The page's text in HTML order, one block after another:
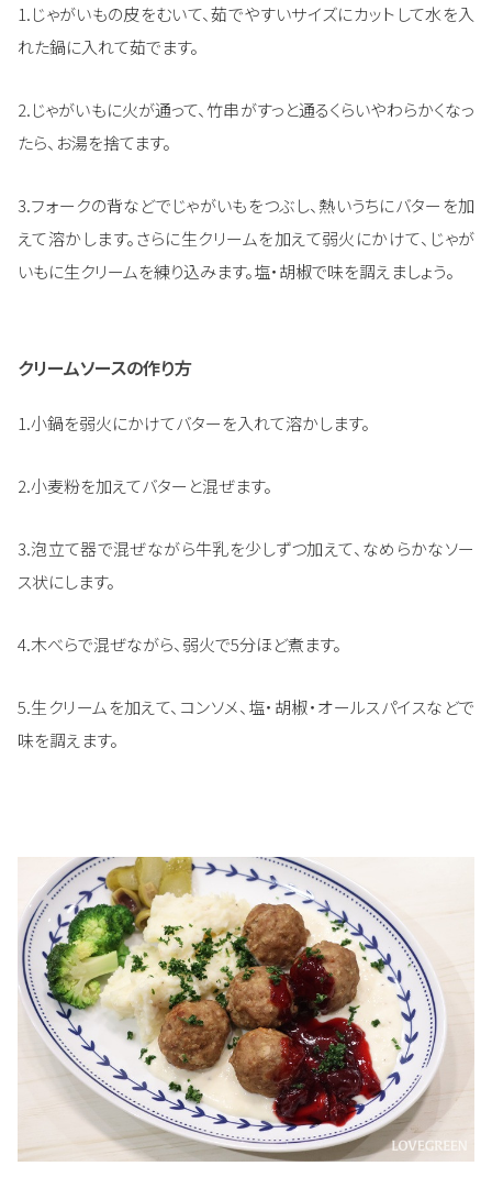
1.じゃがいもの皮をむいて、茹でやすいサイズにカットして水を入
れた鍋に入れて茹でます。
2.じゃがいもに火が通って、竹串がすっと通るくらいやわらかくなっ
たら、お湯を捨てます。
3.フォークの背などでじゃがいもをつぶし、熱いうちにバターを加
えて溶かします。さらに生クリームを加えて弱火にかけて、じゃが
いもに生クリームを練り込みます。塩・胡椒で味を調えましょう。
クリームソースの作り方
1.小鍋を弱火にかけてバターを入れて溶かします。
2.小麦粉を加えてバターと混ぜます。
3.泡立て器で混ぜながら牛乳を少しずつ加えて、なめらかなソー
ス状にします。
4.木べらで混ぜながら、弱火で5分ほど煮ます。
5.生クリームを加えて、コンソメ、塩・胡椒・オールスパイスなどで
味を調えます。